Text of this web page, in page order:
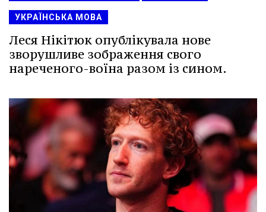
УКРАЇНСЬКА МОВА
Леся Нікітюк опублікувала нове
зворушливе зображення свого
нареченого-воїна разом із сином.